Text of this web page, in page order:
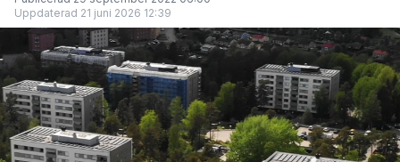
Uppdaterad 21 juni 2026 12:39